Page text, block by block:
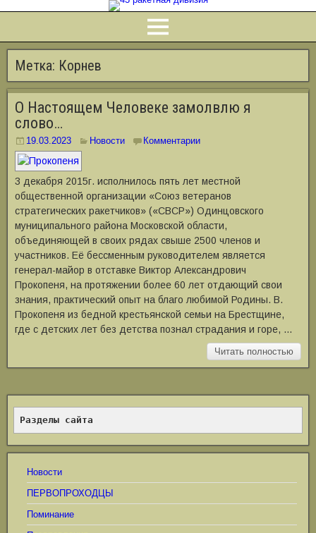
Метка: Корнев
О Настоящем Человеке замолвлю я
слово…
19.03.2023 Новости Комментарии
3 декабря 2015г. исполнилось пять лет местной
общественной организации «Союз ветеранов
стратегических ракетчиков» («СВСР») Одинцовского
муниципального района Московской области,
объединяющей в своих рядах свыше 2500 членов и
участников. Её бессменным руководителем является
генерал-майор в отставке Виктор Александрович
Прокопеня, на протяжении более 60 лет отдающий свои
знания, практический опыт на благо любимой Родины. В.
Прокопеня из бедной крестьянской семьи на Брестщине,
где с детских лет без детства познал страдания и горе, …
Читать полностью
Разделы сайта
Новости
ПЕРВОПРОХОДЦЫ
Поминание